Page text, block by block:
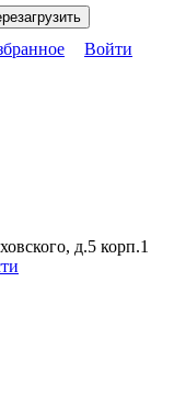
Войти
д.5 корп.1